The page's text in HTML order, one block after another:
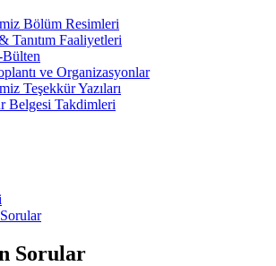
Bölüm Resimleri
Tanıtım Faaliyetleri
ve Organizasyonlar
Teşekkür Yazıları
Belgesi Takdimleri
Sorular